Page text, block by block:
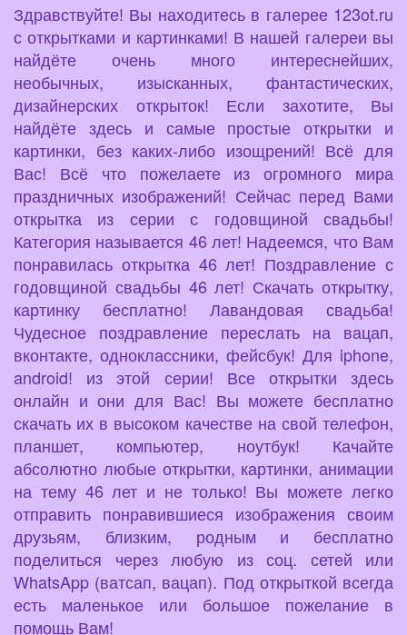
Здравствуйте! Вы находитесь в галерее 123ot.ru
с открытками и картинками! В нашей галереи вы
найдёте очень много интереснейших,
необычных, изысканных, фантастических,
дизайнерских открыток! Если захотите, Вы
найдёте здесь и самые простые открытки и
картинки, без каких-либо изощрений! Всё для
Вас! Всё что пожелаете из огромного мира
праздничных изображений! Сейчас перед Вами
открытка из серии с годовщиной свадьбы!
Категория называется 46 лет! Надеемся, что Вам
понравилась открытка 46 лет! Поздравление с
годовщиной свадьбы 46 лет! Скачать открытку,
картинку бесплатно! Лавандовая свадьба!
Чудесное поздравление переслать на вацап,
вконтакте, одноклассники, фейсбук! Для iphone,
android! из этой серии! Все открытки здесь
онлайн и они для Вас! Вы можете бесплатно
скачать их в высоком качестве на свой телефон,
планшет, компьютер, ноутбук! Качайте
абсолютно любые открытки, картинки, анимации
на тему 46 лет и не только! Вы можете легко
отправить понравившиеся изображения своим
друзьям, близким, родным и бесплатно
поделиться через любую из соц. сетей или
WhatsApp (ватсап, вацап). Под открыткой всегда
есть маленькое или большое пожелание в
помощь Вам!